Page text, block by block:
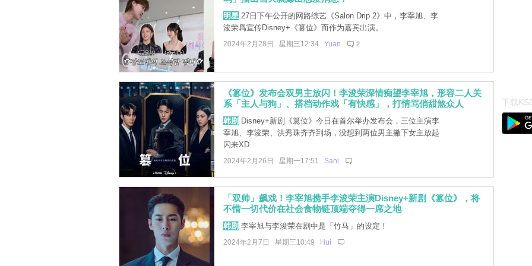
明星27日下午公开的网路综艺《Salon Drip 2》中，李宰旭、李
浚荣爲宣传Disney+《篡位》而作为嘉宾出演。
2024年2月28日 星期三12:34 Yuan 2
《篡位》发布会双男主放闪！李浚荣深情痴望李宰旭，形容二人关
系「主人与狗」、搭档动作戏「有快感」，打情骂俏甜煞众人
韩剧 Disney+新剧《篡位》今日在首尔举办发布会，三位主演李
宰旭、李浚荣、洪秀珠齐齐到场，没想到两位男主撇下女主放起
闪来XD
2024年2月26日 星期一17:51 Sani
「双帅」飙戏！李宰旭携手李浚荣主演Disney+新剧《篡位》，将
不惜一切代价在社会食物链顶端夺得一席之地
韩剧 李宰旭与李浚荣在剧中是「竹马」的设定！
2024年2月7日 星期三10:49 Hui
下载